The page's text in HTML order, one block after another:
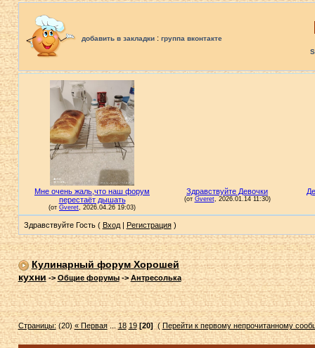
добавить в закладки: группа вконтакте
Здравствуйте Гость ( Вход| Регистрация)
Кулинарный форум Хорошей
кухни->Общие форумы-> Антресолька
Страницы:(20)« Первая...18 19 [20](Перейти к первому непрочитанному